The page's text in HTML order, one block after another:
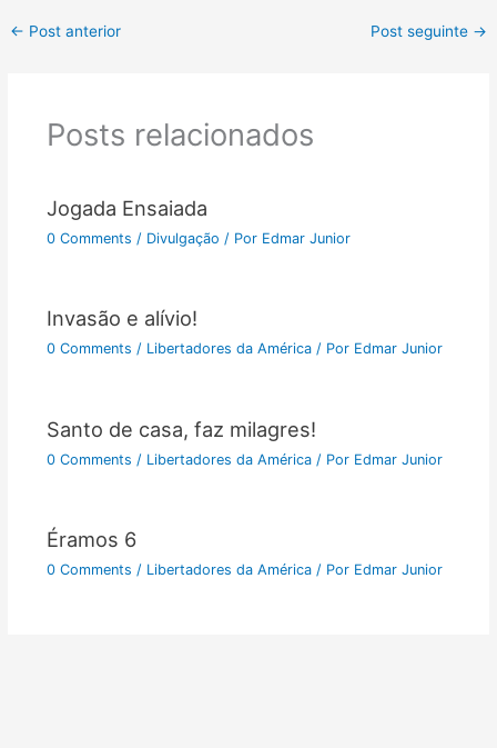
← Post anterior Post seguinte →
Posts relacionados
Jogada Ensaiada
0 Comments / Divulgação / Por Edmar Junior
Invasão e alívio!
0 Comments / Libertadores da América/ Por Edmar Junior
Santo de casa, faz milagres!
0 Comments / Libertadores da América/ Por Edmar Junior
Éramos 6
0 Comments / Libertadores da América/ Por Edmar Junior